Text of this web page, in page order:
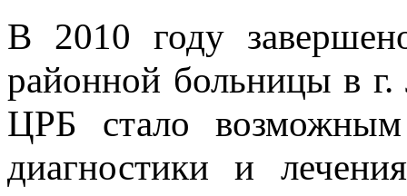
В 2010 году
районной больницы в
ЦРБ стало возможным
диагностики и